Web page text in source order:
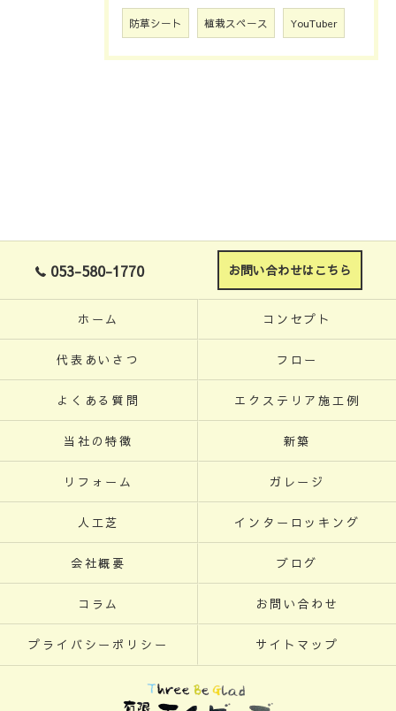
防草シート 植栽スペース YouTuber
053-580-1770 お問い合わせはこちら
ホーム コンセプト
代表あいさつ フロー
よくある質問 エクステリア施工例
当社の特徴 新築
リフォーム ガレージ
人工芝 インターロッキング
会社概要 ブログ
コラム お問い合わせ
プライバシーポリシー サイトマップ